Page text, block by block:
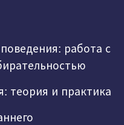
работа с
теория и практика